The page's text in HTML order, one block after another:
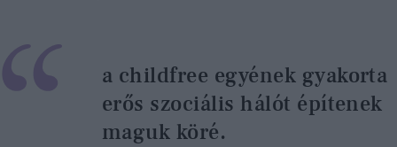
a childfree egyének gyakorta
erős szociális hálót építenek
maguk köré.